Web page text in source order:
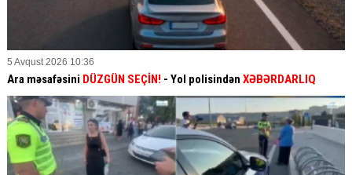
5 Avqust 2026 10:36
Ara məsafəsini DÜZGÜN SEÇİN! - Yol polisindən XƏBƏRDARLIQ